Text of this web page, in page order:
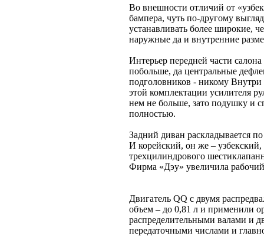
Во внешности отличий от
бампера, чуть по-другому
устанавливать более широкие,
наружные да и внутренние
Интерьер передней части
побольше, да центральные
подголовников - никому Внутри
этой комплектации усилителя
нем не больше, зато подушку и
полностью.
Задний диван раскладывается
И корейский, он же –
трехцилиндрового
Фирма «Дэу» увеличила
Двигатель QQ с двумя
объем – до 0,81 л и применили
распределительными валами и
передаточными числами и